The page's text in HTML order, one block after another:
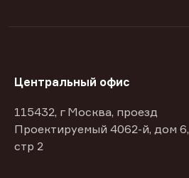
Центральный офис
115432, г Москва, проезд
Проектируемый 4062-й, дом 6,
стр 2